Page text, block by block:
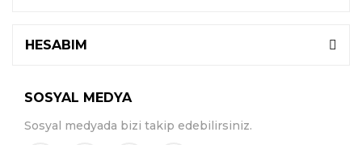
HESABIM
SOSYAL MEDYA
Sosyal medyada bizi takip edebilirsiniz.